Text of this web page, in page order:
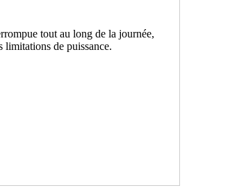
tout au long de la journée,
limitations de puissance.